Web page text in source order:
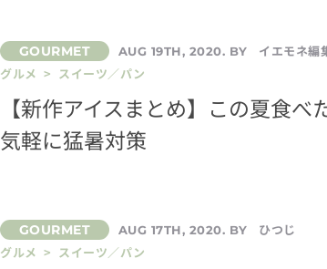
AUG 19TH, 2020. BY
イエモネ編
グルメ > スイーツ／パン
【新作アイスまとめ】この夏食べ
気軽に猛暑対策
AUG 17TH, 2020. BY
ひつじ
グルメ > スイーツ／パン